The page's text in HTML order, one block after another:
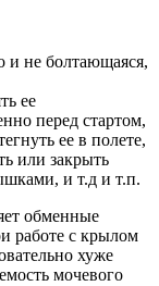
и не болтающаяся,
ее
перед стартом,
ее в полете,
или закрыть
и т.д и т.п.
обменные
работе с крылом
хуже
мочевого